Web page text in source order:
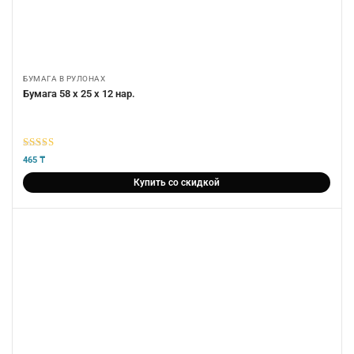
БУМАГА В РУЛОНАХ
Бумага 58 х 25 х 12 нар.
5из 5
465 ₸
Купить со скидкой